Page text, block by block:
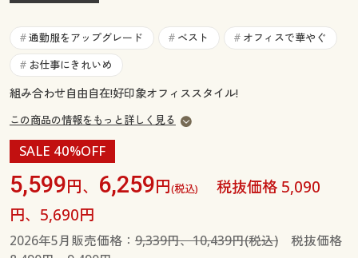
お気に入り
サポート
よくある質問とお問い合わせ
ご利用ガイド
よくある質問とお問い合わせ
# 通勤服をアップグレード # ベスト # オフィスで華やぐ
# お仕事にきれいめ
組み合わせ自由自在!好印象オフィススタイル!
この商品の情報をもっと詳しく見る
SALE 40%OFF
5,599円、 6,259円(税込)
税抜価格 5,090
円、5,690円
2026年5月販売価格： 9,339円、10,439円(税込)税抜価格